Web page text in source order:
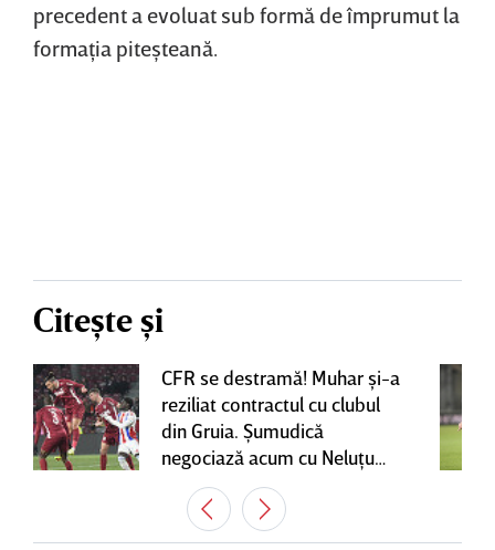
precedent a evoluat sub formă de împrumut la
formaţia piteşteană.
Citește și
CFR se destramă! Muhar şi-a
reziliat contractul cu clubul
din Gruia. Şumudică
negociază acum cu Neluţu
Varga, care mai are o
variantă pentru banca tehnică
| EXCLUSIV